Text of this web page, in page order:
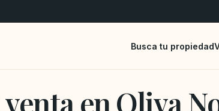
Busca tu propiedad
en Oliva